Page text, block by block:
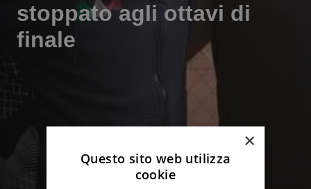
stoppato agli ottavi di
finale
×
Questo sito web utilizza
cookie